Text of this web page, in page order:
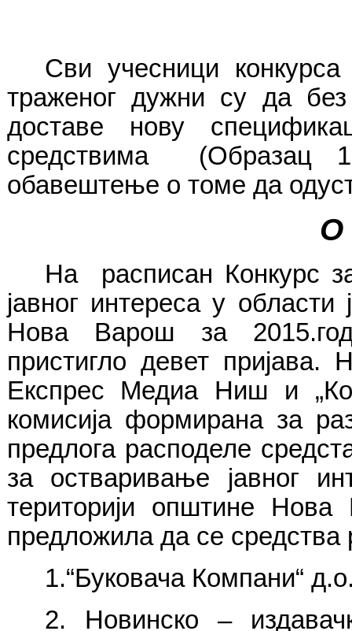
Сви учесници
траженог дужни су да
доставе нову
средствима (Образац
обавештење о томе да
О
На расписан Конкурс
јавног интереса у
Нова Варош за
пристигло девет пријава.
Експрес Медиа Ниш и
комисија формирана за
предлога расподеле
за остваривање јавног
територији општине
предложила да се
1.“Буковача Компани“
2. Новинско –